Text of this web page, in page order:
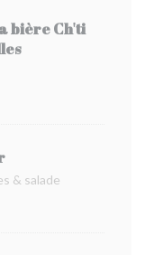
bière Ch'ti
& salade